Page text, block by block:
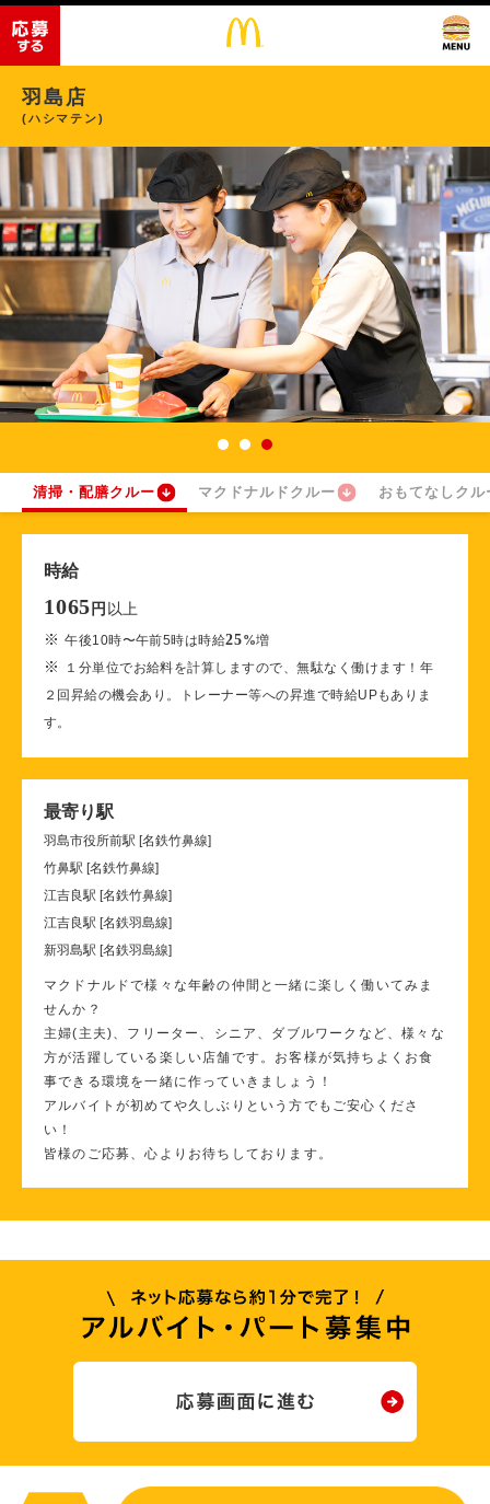
羽島店
(ハシマテン)
清掃・配膳クルー マクドナルドクルー おもてなしクル
時給
1065 円 以上
※午後10時〜午前5時は時給25%増
※
１分単位でお給料を計算しますので、無駄なく働けます！年
２回昇給の機会あり。トレーナー等への昇進で時給UPもありま
す。
最寄り駅
羽島市役所前駅 [名鉄竹鼻線]
竹鼻駅 [名鉄竹鼻線]
江吉良駅 [名鉄竹鼻線]
江吉良駅 [名鉄羽島線]
新羽島駅 [名鉄羽島線]
マクドナルドで様々な年齢の仲間と一緒に楽しく働いてみま
せんか？
主婦(主夫)、フリーター、シニア、ダブルワークなど、様々な
方が活躍している楽しい店舗です。お客様が気持ちよくお食
事できる環境を一緒に作っていきましょう！
アルバイトが初めてや久しぶりという方でもご安心くださ
い！
皆様のご応募、心よりお待ちしております。